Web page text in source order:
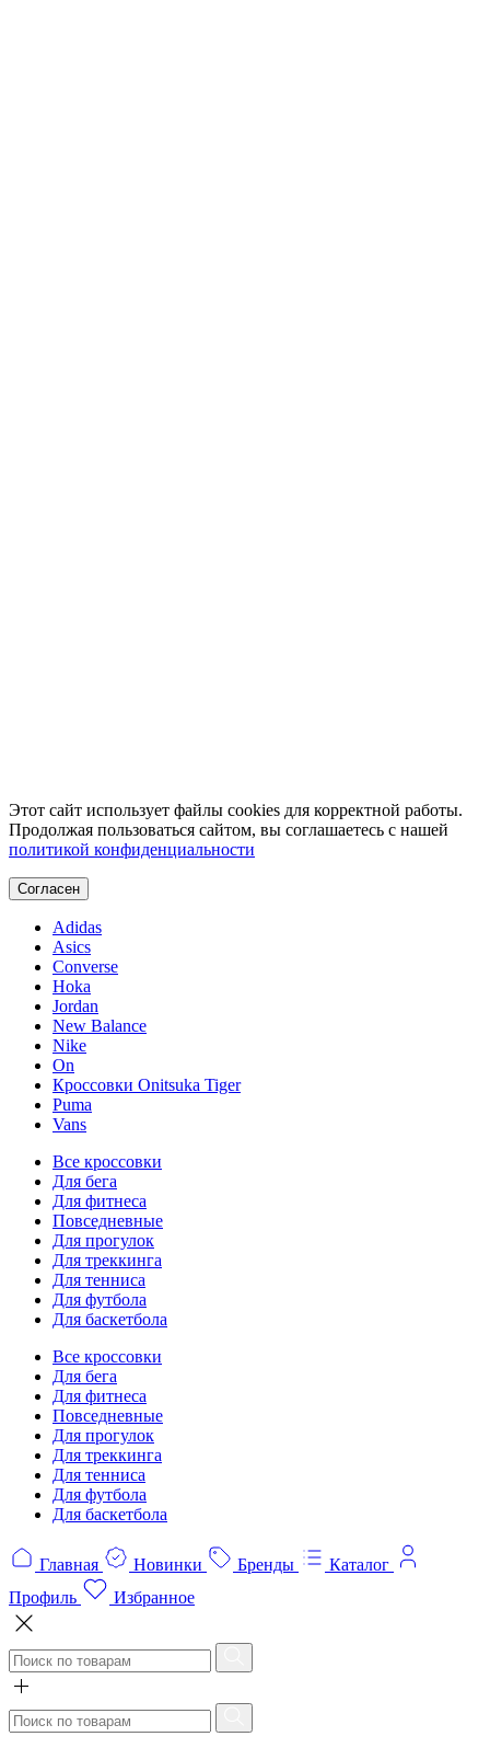
Этот сайт использует файлы cookies для корректной работы.
Продолжая пользоваться сайтом, вы соглашаетесь с нашей
политикой конфиденциальности
Согласен
Adidas
Asics
Converse
Hoka
Jordan
New Balance
Nike
On
Кроссовки Onitsuka Tiger
Puma
Vans
Все кроссовки
Для бега
Для фитнеса
Повседневные
Для прогулок
Для треккинга
Для тенниса
Для футбола
Для баскетбола
Все кроссовки
Для бега
Для фитнеса
Повседневные
Для прогулок
Для треккинга
Для тенниса
Для футбола
Для баскетбола
Главная Новинки Бренды
Каталог
Профиль
Избранное